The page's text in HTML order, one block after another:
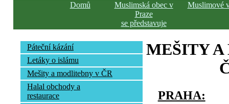
Domů
Muslimská obec v
Praze
se představuje
Muslimové
Páteční kázání
Letáky o islámu
Mešity a modlitebny v ČR
Halal obchody a
restaurace
MEŠITY
PRAHA: